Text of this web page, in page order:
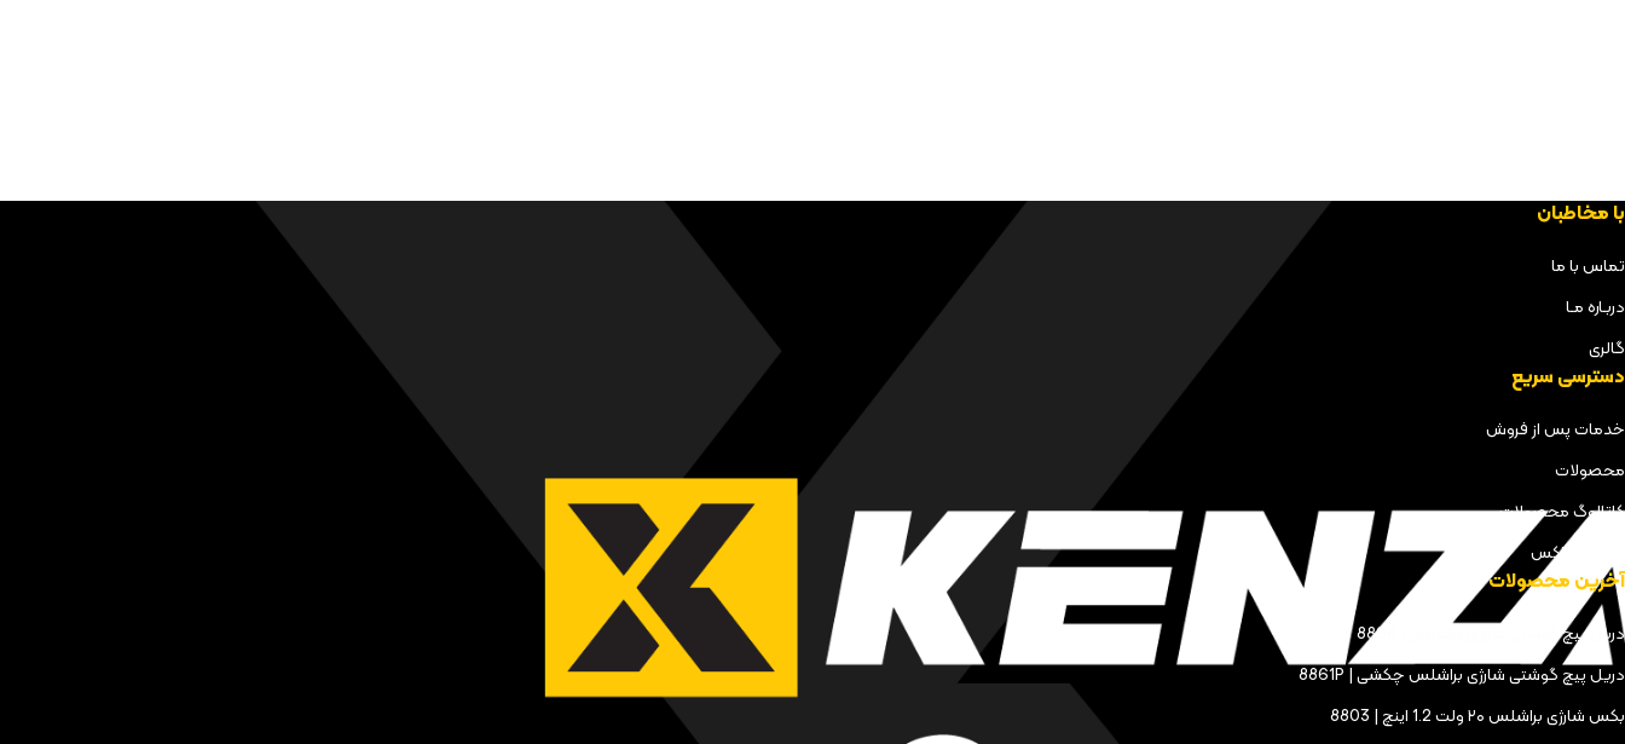
با مخاطبان
تماس با ما
دربـاره مـا
گالری
دسترسی سریع
خدمات پس از فروش
محصولات
کاتالوگ محصولات
مجله کنزاکس
آخرین محصولات
دریل پیچ گوشتی شارژی براشلس | 8898
دریل پیچ گوشتی شارژی براشلس چکشی | 8861P
بکس شارژی براشلس ۲۰ ولت 1.2 اینچ | 8803